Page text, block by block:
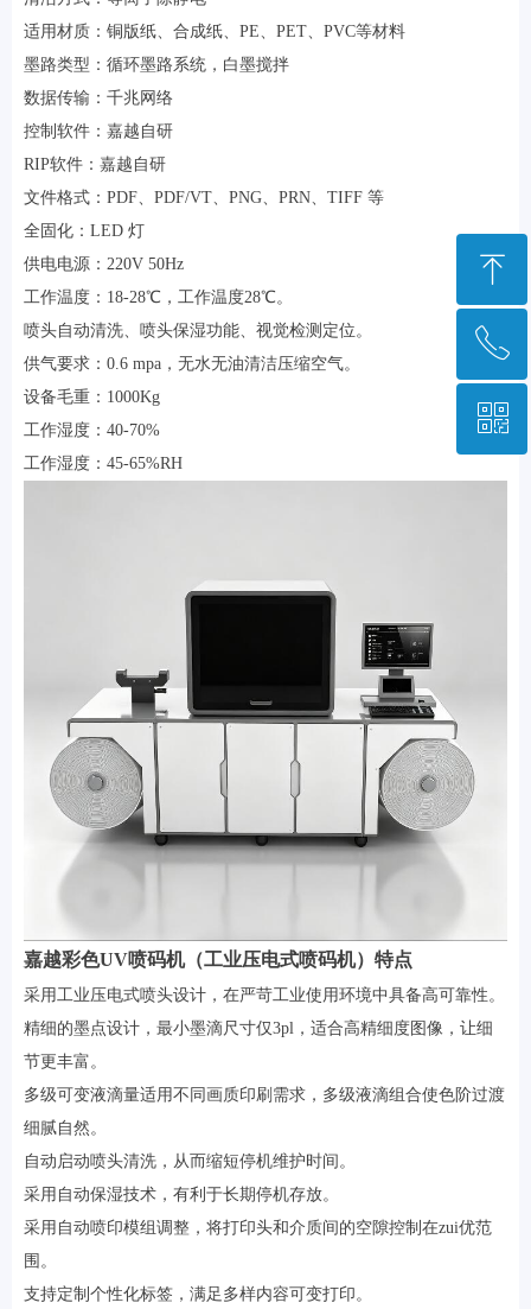
适用材质：铜版纸、合成纸、PE、PET、PVC等材料
墨路类型：循环墨路系统，白墨搅拌
数据传输：千兆网络
控制软件：嘉越自研
RIP软件：嘉越自研
文件格式：PDF、PDF/VT、PNG、PRN、TIFF 等
全固化：LED 灯
供电电源：220V 50Hz
工作温度：18-28℃，工作温度28℃。
喷头自动清洗、喷头保湿功能、视觉检测定位。
供气要求：0.6 mpa，无水无油清洁压缩空气。
设备毛重：1000Kg
工作湿度：40-70%
工作湿度：45-65%RH
嘉越彩色UV喷码机（工业压电式喷码机）特点
采用工业压电式喷头设计，在严苛工业使用环境中具备高可靠性。
精细的墨点设计，最小墨滴尺寸仅3pl，适合高精细度图像，让细
节更丰富。
多级可变液滴量适用不同画质印刷需求，多级液滴组合使色阶过渡
细腻自然。
自动启动喷头清洗，从而缩短停机维护时间。
采用自动保湿技术，有利于长期停机存放。
采用自动喷印模组调整，将打印头和介质间的空隙控制在zui优范
围。
支持定制个性化标签，满足多样内容可变打印。
ꁸ
回到顶部
ꂅ
028-85223948
ꀥ